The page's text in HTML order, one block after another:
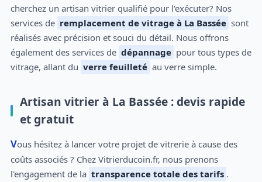
cherchez un artisan vitrier qualifié pour l'exécuter? Nos
services de remplacement de vitrage à La Bassée sont
réalisés avec précision et souci du détail. Nous offrons
également des services de dépannage pour tous types de
vitrage, allant du verre feuilleté au verre simple.
Artisan vitrier à La Bassée : devis rapide
et gratuit
Vous hésitez à lancer votre projet de vitrerie à cause des
coûts associés ? Chez Vitrierducoin.fr, nous prenons
l'engagement de la transparence totale des tarifs .